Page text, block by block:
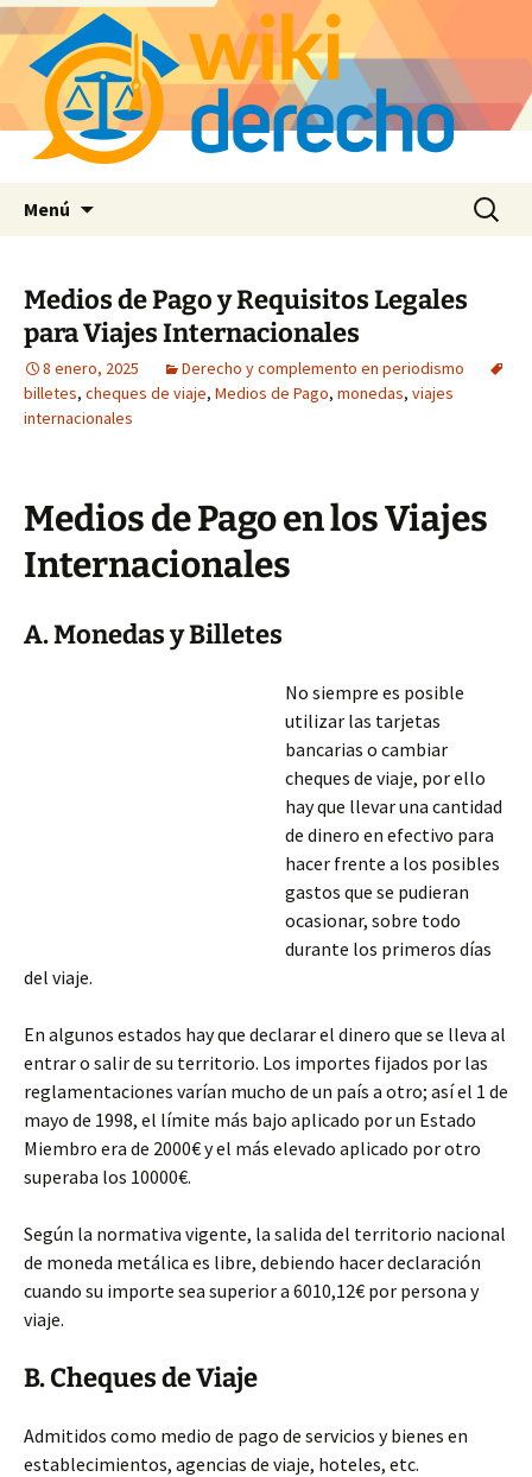
Menú Buscar:
Medios de Pago y Requisitos Legales
para Viajes Internacionales
8 enero, 2025
Derecho y complemento en periodismo
billetes, cheques de viaje, Medios de Pago, monedas, viajes
internacionales
Medios de Pago en los Viajes
Internacionales
A. Monedas y Billetes
No siempre es posible
utilizar las tarjetas
bancarias o cambiar
cheques de viaje, por ello
hay que llevar una cantidad
de dinero en efectivo para
hacer frente a los posibles
gastos que se pudieran
ocasionar, sobre todo
durante los primeros días
del viaje.
En algunos estados hay que declarar el dinero que se lleva al
entrar o salir de su territorio. Los importes fijados por las
reglamentaciones varían mucho de un país a otro; asíel 1 de
mayo de 1998, el límite más bajo aplicado por un Estado
Miembro era de 2000€ y el más elevado aplicado por otro
superaba los 10000€.
Según la normativa vigente, la salida del territorio nacional
de moneda metálica es libre, debiendo hacer declaración
cuando su importe sea superior a 6010,12€ por persona y
viaje.
B. Cheques de Viaje
Admitidos como medio de pago de servicios y bienes en
establecimientos, agencias de viaje, hoteles, etc.